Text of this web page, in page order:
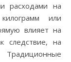
расходами на
или
влияет на
следствие, на